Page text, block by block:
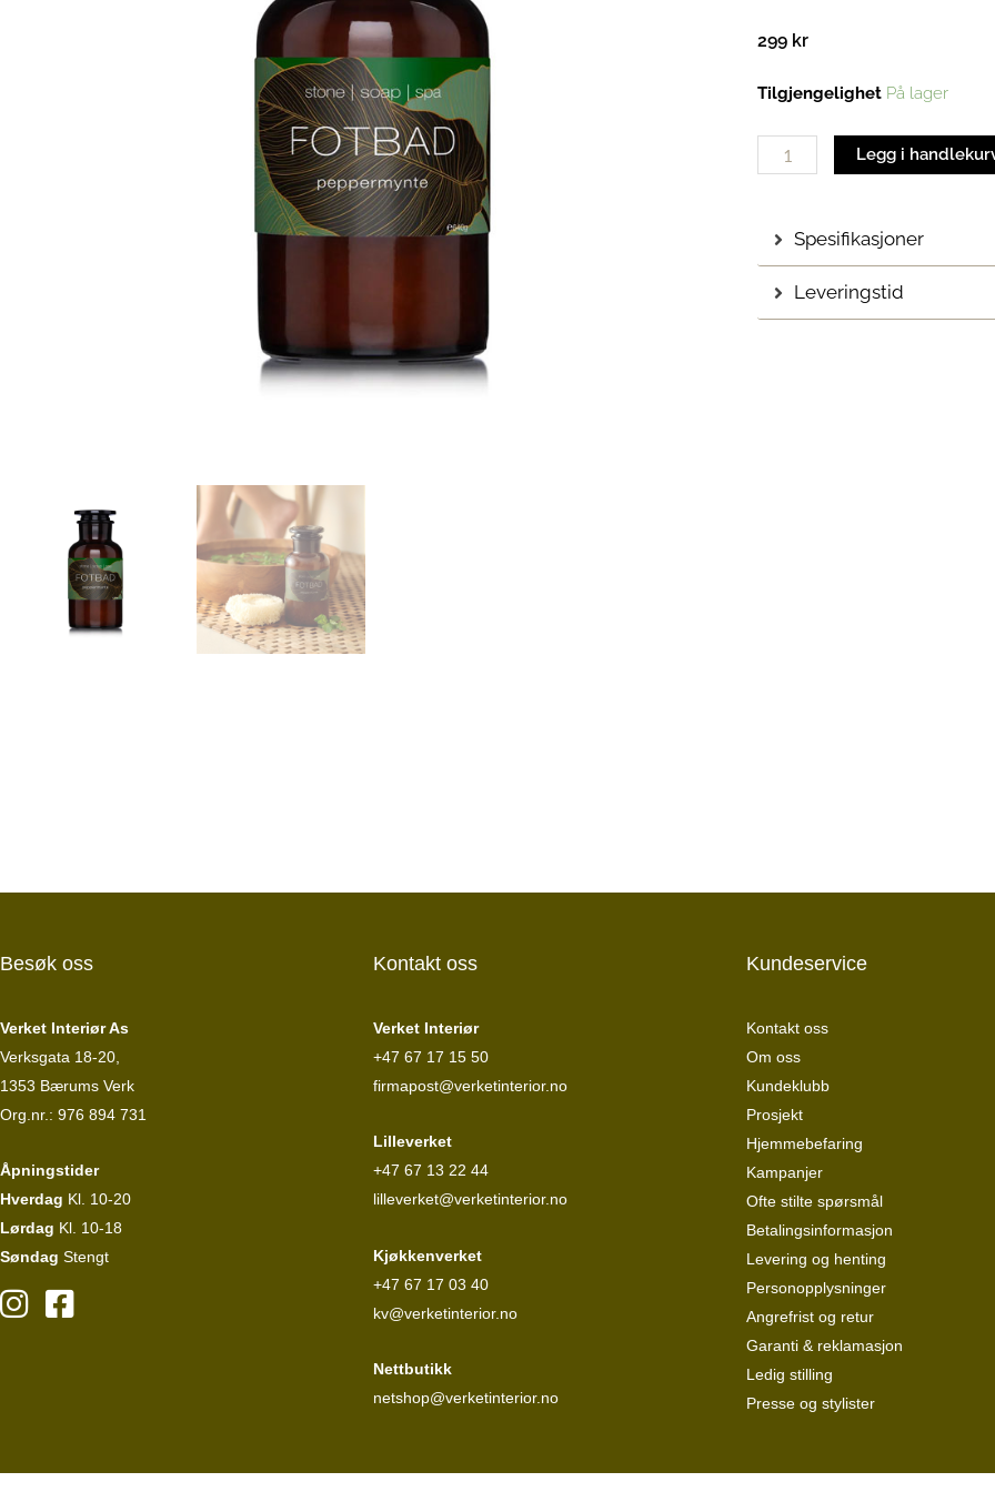
299 kr
Tilgjengelighet På lager
Fotbad
antall
Legg i
Spesifikasjoner
Leveringstid
Besøk oss
Verket Interiør As
Verksgata 18-20,
1353 Bærums Verk
Org.nr.: 976 894 731
Åpningstider
Hverdag Kl. 10-20
Lørdag Kl. 10-18
Søndag Stengt
Kontakt oss
Verket Interiør
+47 67 17 15 50
firmapost@verketinterior.no
Lilleverket
+47 67 13 22 44
lilleverket@verketinterior.no
Kjøkkenverket
+47 67 17 03 40
kv@verketinterior.no
Nettbutikk
netshop@verketinterior.no
Kundeservice
Kontakt oss
Om oss
Kundeklubb
Prosjekt
Hjemmebefaring
Kampanjer
Ofte stilte spørsmål
Betalingsinformasjon
Levering og henting
Personopplysninger
Angrefrist og retur
Garanti & reklamasjon
Ledig stilling
Presse og stylister